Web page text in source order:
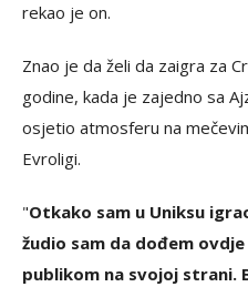
rekao je on.
Znao je da želi da zaigra za
godine, kada je zajedno sa
osjetio atmosferu na
Evroligi.
"Otkako sam u Uniksu
žudio sam da dođem
publikom na svojoj strani.